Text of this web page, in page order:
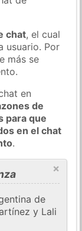
chat, el cual
usuario. Por
más se
en
de
para que
en el chat
.
×
de
y Lali